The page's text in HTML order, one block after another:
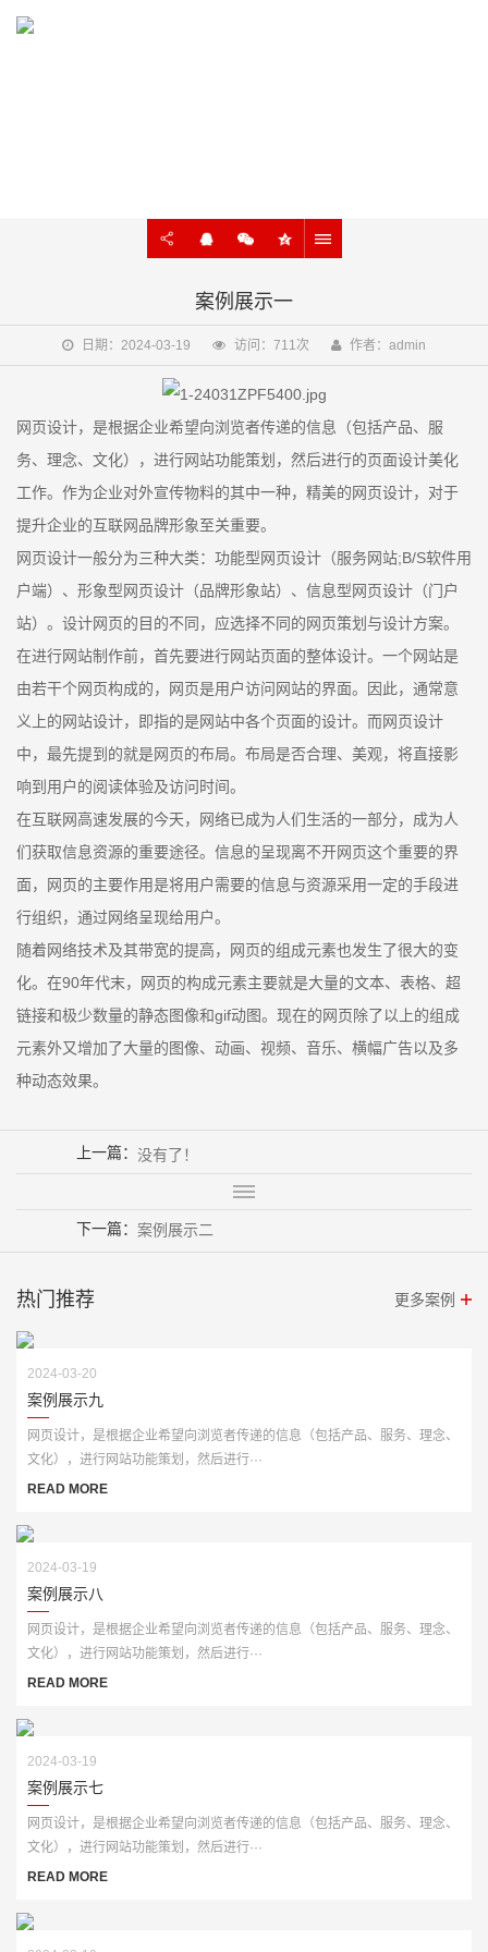
案例展示一
日期：2024-03-19 访问：711次 作者：admin
网页设计，是根据企业希望向浏览者传递的信息（包括产品、服
务、理念、文化），进行网站功能策划，然后进行的页面设计美化
工作。作为企业对外宣传物料的其中一种，精美的网页设计，对于
提升企业的互联网品牌形象至关重要。
网页设计一般分为三种大类：功能型网页设计（服务网站;B/S软件用
户端）、形象型网页设计（品牌形象站）、信息型网页设计（门户
站）。设计网页的目的不同，应选择不同的网页策划与设计方案。
在进行网站制作前，首先要进行网站页面的整体设计。一个网站是
由若干个网页构成的，网页是用户访问网站的界面。因此，通常意
义上的网站设计，即指的是网站中各个页面的设计。而网页设计
中，最先提到的就是网页的布局。布局是否合理、美观，将直接影
响到用户的阅读体验及访问时间。
在互联网高速发展的今天，网络已成为人们生活的一部分，成为人
们获取信息资源的重要途径。信息的呈现离不开网页这个重要的界
面，网页的主要作用是将用户需要的信息与资源采用一定的手段进
行组织，通过网络呈现给用户。
随着网络技术及其带宽的提高，网页的组成元素也发生了很大的变
化。在90年代末，网页的构成元素主要就是大量的文本、表格、超
链接和极少数量的静态图像和gif动图。现在的网页除了以上的组成
元素外又增加了大量的图像、动画、视频、音乐、横幅广告以及多
种动态效果。
上一篇： 没有了！
下一篇： 案例展示二
热门推荐 更多案例
2024-03-20
案例展示九
网页设计，是根据企业希望向浏览者传递的信息（包括产品、服务、理念、
文化），进行网站功能策划，然后进行···
READ MORE
2024-03-19
案例展示八
网页设计，是根据企业希望向浏览者传递的信息（包括产品、服务、理念、
文化），进行网站功能策划，然后进行···
READ MORE
2024-03-19
案例展示七
网页设计，是根据企业希望向浏览者传递的信息（包括产品、服务、理念、
文化），进行网站功能策划，然后进行···
READ MORE